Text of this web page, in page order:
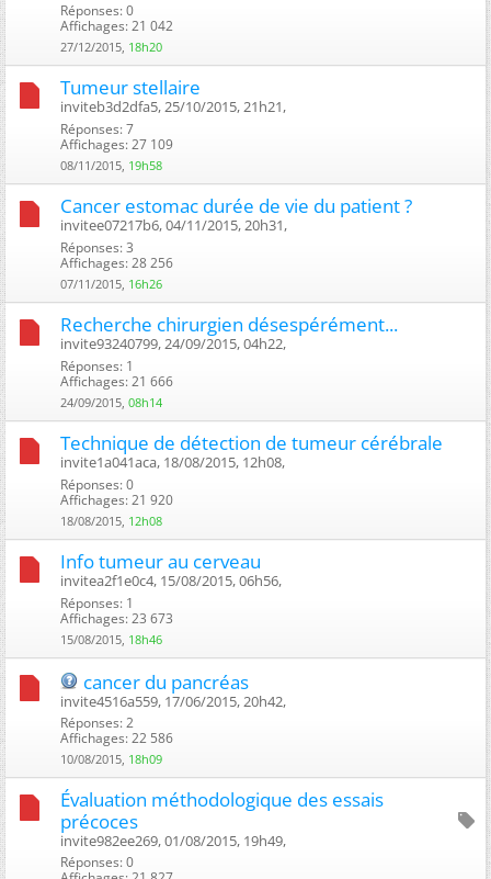
Réponses: 0
Affichages: 21 042
27/12/2015, 18h20
Tumeur stellaire
inviteb3d2dfa5, 25/10/2015, 21h21, ‎
Réponses: 7
Affichages: 27 109
08/11/2015, 19h58
Cancer estomac durée de vie du patient ?
invitee07217b6, 04/11/2015, 20h31, ‎
Réponses: 3
Affichages: 28 256
07/11/2015, 16h26
Recherche chirurgien désespérément...
invite93240799, 24/09/2015, 04h22, ‎
Réponses: 1
Affichages: 21 666
24/09/2015, 08h14
Technique de détection de tumeur cérébrale
invite1a041aca, 18/08/2015, 12h08, ‎
Réponses: 0
Affichages: 21 920
18/08/2015, 12h08
Info tumeur au cerveau
invitea2f1e0c4, 15/08/2015, 06h56, ‎
Réponses: 1
Affichages: 23 673
15/08/2015, 18h46
cancer du pancréas
invite4516a559, 17/06/2015, 20h42, ‎
Réponses: 2
Affichages: 22 586
10/08/2015, 18h09
Évaluation méthodologique des essais
précoces
invite982ee269, 01/08/2015, 19h49, ‎
Réponses: 0